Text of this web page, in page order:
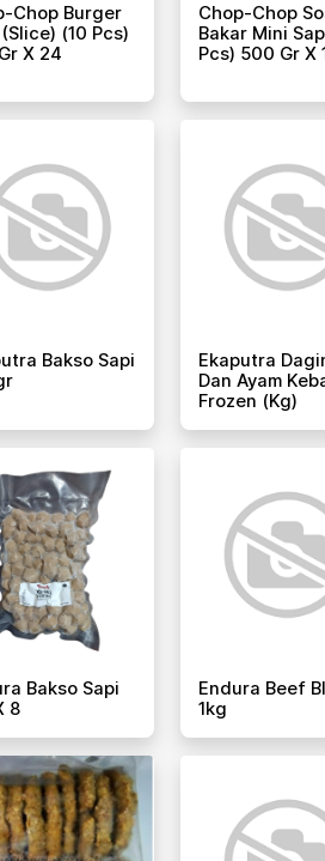
Chop Burger
(10 Pcs)
X 24
Chop-Chop
Bakar Mini
Pcs) 500 Gr X
Bakso Sapi
Ekaputra
Dan Ayam
Frozen (kg)
Bakso Sapi
8
Endura Beef
1kg